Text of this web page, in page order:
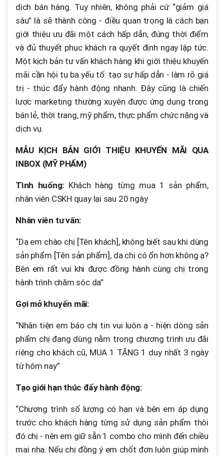
dịch bán hàng. Tuy nhiên, không phải cứ “giảm giá
sâu” là sẽ thành công - điều quan trọng là cách bạn
giới thiệu ưu đãi một cách hấp dẫn, đúng thời điểm
và đủ thuyết phục khách ra quyết định ngay lập tức.
Một kịch bản tư vấn khách hàng khi giới thiệu khuyến
mãi cần hội tụ ba yếu tố: tạo sự hấp dẫn - làm rõ giá
trị - thúc đẩy hành động nhanh. Đây cũng là chiến
lược marketing thường xuyên được ứng dụng trong
bán lẻ, thời trang, mỹ phẩm, thực phẩm chức năng và
dịch vụ.
MẪU KỊCH BẢN GIỚI THIỆU KHUYẾN MÃI QUA
INBOX (MỸ PHẨM)
Tình huống: Khách hàng từng mua 1 sản phẩm,
nhân viên CSKH quay lại sau 20 ngày
Nhân viên tư vấn:
“Dạ em chào chị [Tên khách], không biết sau khi dùng
sản phẩm [Tên sản phẩm], da chị có ổn hơn không ạ?
Bên em rất vui khi được đồng hành cùng chị trong
hành trình chăm sóc da”
Gợi mở khuyến mãi:
“Nhân tiện em báo chị tin vui luôn ạ - hiện dòng sản
phẩm chị đang dùng nằm trong chương trình ưu đãi
riêng cho khách cũ, MUA 1 TẶNG 1 duy nhất 3 ngày
từ hôm nay”
Tạo giới hạn thúc đẩy hành động:
“Chương trình số lượng có hạn và bên em áp dụng
trước cho khách hàng từng sử dụng sản phẩm thôi
đó chị - nên em giữ sẵn 1 combo cho mình đến chiều
mai nha. Nếu chị đồng ý em chốt đơn luôn giúp mình